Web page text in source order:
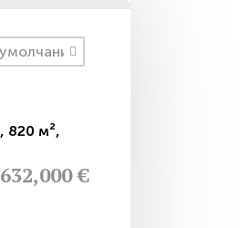
, 820 м²,
€